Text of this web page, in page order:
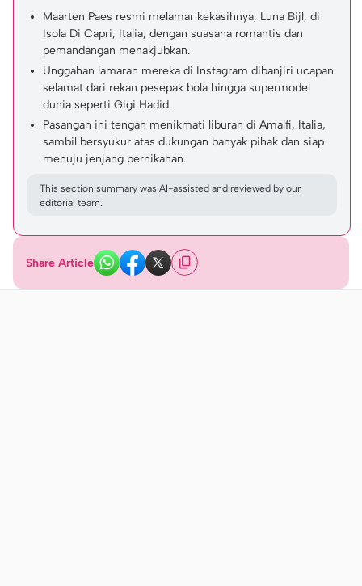
Maarten Paes resmi melamar kekasihnya, Luna Bijl, di
Isola Di Capri, Italia, dengan suasana romantis dan
pemandangan menakjubkan.
Unggahan lamaran mereka di Instagram dibanjiri ucapan
selamat dari rekan pesepak bola hingga supermodel
dunia seperti Gigi Hadid.
Pasangan ini tengah menikmati liburan di Amalfi, Italia,
sambil bersyukur atas dukungan banyak pihak dan siap
menuju jenjang pernikahan.
This section summary was AI-assisted and reviewed by our
editorial team.
Share Article